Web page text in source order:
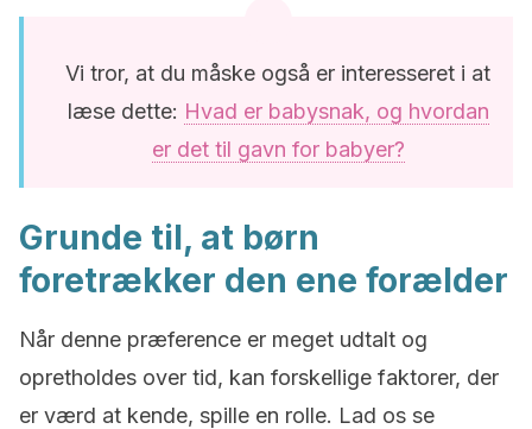
Vi tror, at du måske også er interesseret i at
læse dette: Hvad er babysnak, og hvordan
er det til gavn for babyer?
Grunde til, at børn
foretrækker den ene forælder
Når denne præference er meget udtalt og
opretholdes over tid, kan forskellige faktorer, der
er værd at kende, spille en rolle. Lad os se